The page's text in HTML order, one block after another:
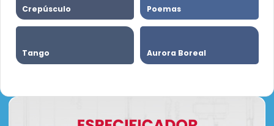
Crepúsculo Poemas
Tango Aurora Boreal